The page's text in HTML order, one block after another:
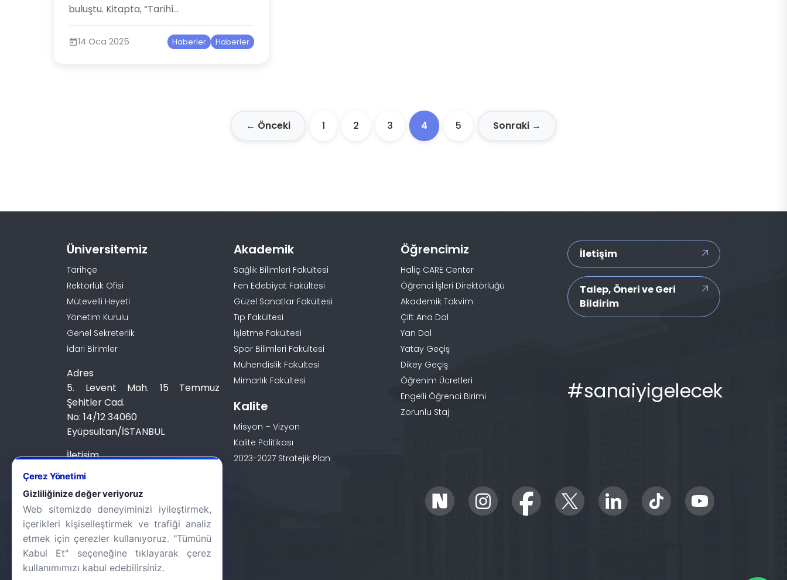
buluştu. Kitapta, “Tarihî...
14 Oca 2025 Haberler Haberler
← Önceki 1 2 3 4 5 Sonraki →
Üniversitemiz
Tarihçe
Rektörlük Ofisi
Mütevelli Heyeti
Yönetim Kurulu
Genel Sekreterlik
İdari Birimler
Adres
5. Levent Mah. 15 Temmuz
Şehitler Cad.
No: 14/12 34060
Eyüpsultan/İSTANBUL
İletişim
0 (212) 924 24 44
Akademik
Sağlık Bilimleri Fakültesi
Fen Edebiyat Fakültesi
Güzel Sanatlar Fakültesi
Tıp Fakültesi
İşletme Fakültesi
Spor Bilimleri Fakültesi
Mühendislik Fakültesi
Mimarlık Fakültesi
Kalite
Misyon – Vizyon
Kalite Politikası
2023-2027 Stratejik Plan
Öğrencimiz
Haliç CARE Center
Öğrenci İşleri Direktörlüğü
Akademik Takvim
Çift Ana Dal
Yan Dal
Yatay Geçiş
Dikey Geçiş
Öğrenim Ücretleri
Engelli Öğrenci Birimi
Zorunlu Staj
İletişim
Talep, Öneri ve Geri
Bildirim
#sanaiyigelecek
Çerez Yönetimi
Gizliliğinize değer veriyoruz
Web sitemizde deneyiminizi iyileştirmek,
içerikleri kişiselleştirmek ve trafiği analiz
etmek için çerezler kullanıyoruz. "Tümünü
Kabul Et" seçeneğine tıklayarak çerez
kullanımımızı kabul edebilirsiniz.